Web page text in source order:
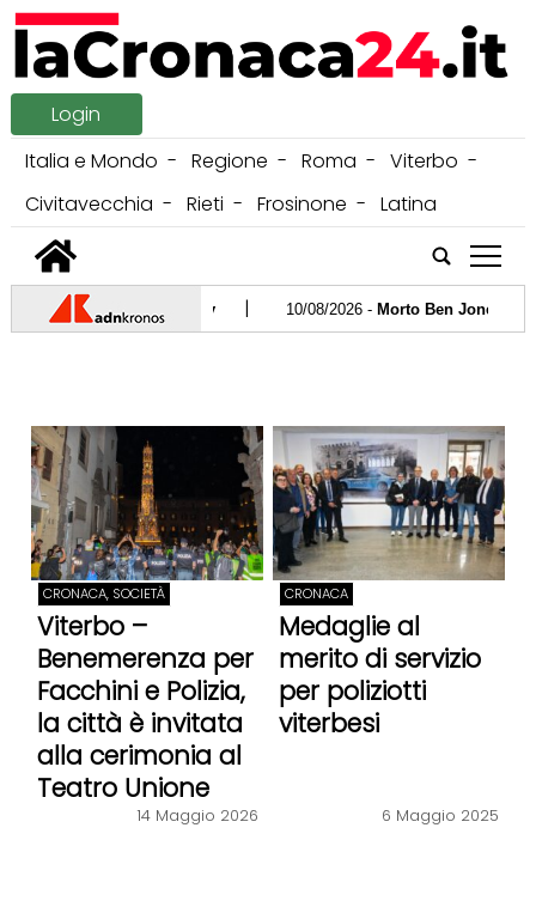
Login
Italia e Mondo
Regione Roma
Viterbo
Civitavecchia
Rieti Frosinone
Latina
tap
era una bambola sexy | 10/08/2026 -Morto Ben Jones, era il
CRONACA, SOCIETÀ
Viterbo –
Benemerenza per
Facchini e Polizia,
la città è invitata
alla cerimonia al
Teatro Unione
14 Maggio 2026
CRONACA
Medaglie al
merito di servizio
per poliziotti
viterbesi
6 Maggio 2025